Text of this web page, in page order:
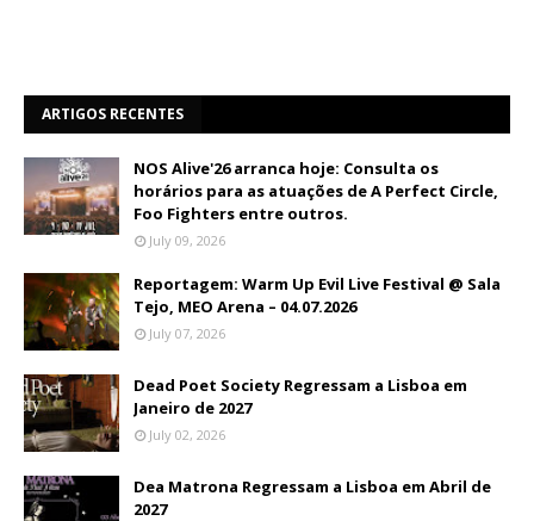
ARTIGOS RECENTES
NOS Alive'26 arranca hoje: Consulta os
horários para as atuações de A Perfect Circle,
Foo Fighters entre outros.
July 09, 2026
Reportagem: Warm Up Evil Live Festival @ Sala
Tejo, MEO Arena – 04.07.2026
July 07, 2026
Dead Poet Society Regressam a Lisboa em
Janeiro de 2027
July 02, 2026
Dea Matrona Regressam a Lisboa em Abril de
2027